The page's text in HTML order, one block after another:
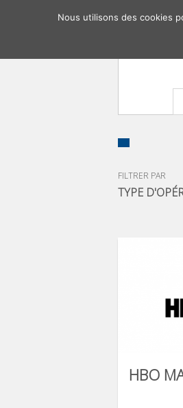
FILTRER PAR
TYPE
HBO
Nous utilisons des cookies